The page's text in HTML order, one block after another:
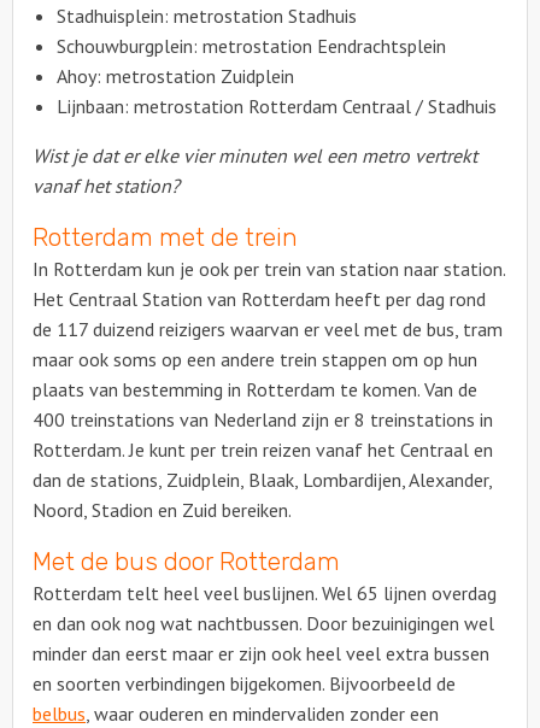
Stadhuisplein: metrostation Stadhuis
Schouwburgplein: metrostation Eendrachtsplein
Ahoy: metrostation Zuidplein
Lijnbaan: metrostation Rotterdam Centraal / Stadhuis
Wist je dat er elke vier minuten wel een metro vertrekt
vanaf het station?
Rotterdam met de trein
In Rotterdam kun je ook per trein van station naar station.
Het Centraal Station van Rotterdam heeft per dag rond
de 117 duizend reizigers waarvan er veel met de bus, tram
maar ook soms op een andere trein stappen om op hun
plaats van bestemming in Rotterdam te komen. Van de
400 treinstations van Nederland zijn er 8 treinstations in
Rotterdam. Je kunt per trein reizen vanaf het Centraal en
dan de stations, Zuidplein, Blaak, Lombardijen, Alexander,
Noord, Stadion en Zuid bereiken.
Met de bus door Rotterdam
Rotterdam telt heel veel buslijnen. Wel 65 lijnen overdag
en dan ook nog wat nachtbussen. Door bezuinigingen wel
minder dan eerst maar er zijn ook heel veel extra bussen
en soorten verbindingen bijgekomen. Bijvoorbeeld de
belbus, waar ouderen en mindervaliden zonder een